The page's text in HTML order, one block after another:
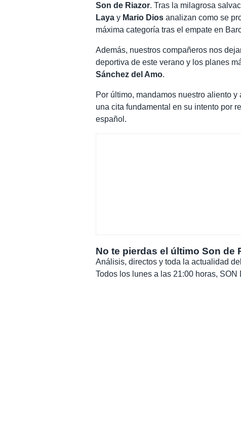
Son de Riazor. Tras la milagrosa
Laya y Mario Dios analizan como se
máxima categoría tras el empate en
Además, nuestros compañeros nos
deportiva de este verano y los planes
Sánchez del Amo.
Por último, mandamos nuestro aliento y
una cita fundamental en su intento por
español.
No te pierdas el último Son de
Análisis, directos y toda la actualidad
Todos los lunes a las 21:00 horas, SON